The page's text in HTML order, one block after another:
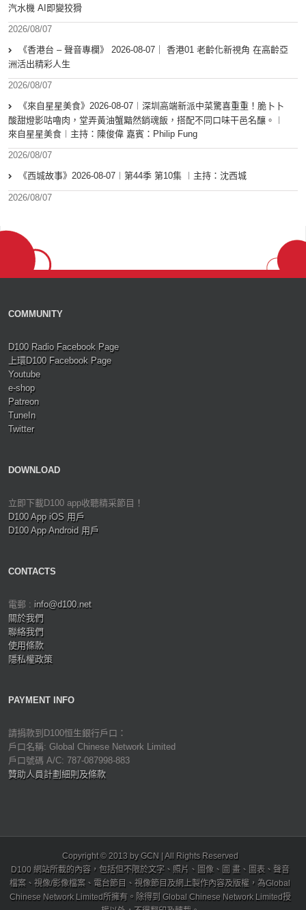
汽水機 AI即變狡猾
2026/08/07
《香港台 – 聲音專欄》 2026-08-07｜ 香港01 老齡化新視角 在高齡亞
洲活出精彩人生
2026/08/07
《來自星星美食》2026-08-07︱深圳高端新派中菜驚喜重重！脆卜卜
酸甜燈影咕嚕肉，堂弄黃油蟹黯然銷魂飯，搭配不同口味干邑名釀。︱
來自星星美食︱主持：陳俊偉 嘉賓：Philip Fung
2026/08/07
《西城故事》2026-08-07︱第44季 第10集 ︱主持：沈西城
2026/08/07
COMMUNITY
D100 Radio Facebook Page
上環D100 Facebook Page
Youtube
e-shop
Patreon
TuneIn
Twitter
DOWNLOAD
立即下載D100 app收聽精采節目！
D100 App iOS 用戶
D100 App Android 用戶
CONTACTS
電郵 : info@d100.net
關於我們
聯絡我們
使用條款
隱私權政策
PAYMENT INFO
請捐款到D100恒生銀行戶口：
戶口名稱: Global Chinese Network Limited
戶口號碼 A/C: 787-087998-883
贊助人員計劃細則及條款
Copyright © 2013 by GCN | All Rights Reserved
D100 網站所載的內容，包括但不限於文字、照片、圖像、圖 畫、圖表、聲音
檔案、視像/影像檔案、電台節目、視像節目及網上製作內容及版權，為Global
Chinese Network Limited所擁有。除得到 Global Chinese Network Limited授